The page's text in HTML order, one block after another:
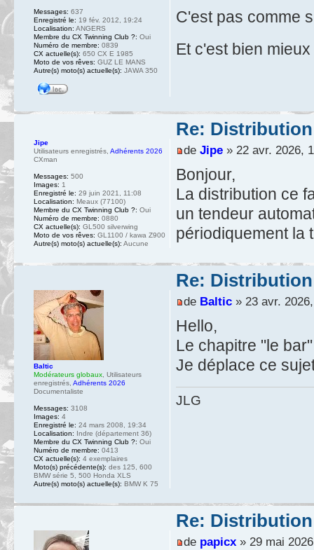
C'est pas comme
Et c'est bien mieux
Messages: 637
Enregistré le: 19 fév. 2012, 19:24
Localisation: ANGERS
Membre du CX Twinning Club ?: Oui
Numéro de membre: 0839
CX actuelle(s): 650 CX E 1985
Moto de vos rêves: GUZ LE MANS
Autre(s) moto(s) actuelle(s): JAWA 350
Re:
de Jipe» 22 avr. 2026,
Bonjour,
La distribution ce
un tendeur
périodiquement la
Jipe
Utilisateurs enregistrés, Adhérents 2026
CXman
Messages: 500
Images: 1
Enregistré le: 29 juin 2021, 11:08
Localisation: Meaux (77100)
Membre du CX Twinning Club ?: Oui
Numéro de membre: 0880
CX actuelle(s): GL500 silverwing
Moto de vos rêves: GL1100 / kawa Z900
Autre(s) moto(s) actuelle(s): Aucune
Re:
de Baltic» 23 avr.
Hello,
Le chapitre "le
Je déplace ce
JLG
Baltic
Modérateurs globaux, Utilisateurs
enregistrés, Adhérents 2026
Documentaliste
Messages: 3108
Images: 4
Enregistré le: 24 mars 2008, 19:34
Localisation: Indre (département 36)
Membre du CX Twinning Club ?: Oui
Numéro de membre: 0413
CX actuelle(s): 4 exemplaires
Moto(s) précédente(s): des 125, 600
BMW série 5, 500 Honda XLS
Autre(s) moto(s) actuelle(s): BMW K 75
Re:
de papicx» 29 mai